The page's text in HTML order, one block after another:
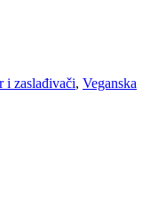
i zaslađivači, Veganska